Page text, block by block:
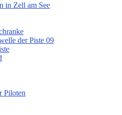
in Zell am See
der Piste 09
Piloten